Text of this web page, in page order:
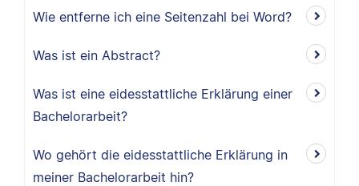
Wie entferne ich eine Seitenzahl bei Word?
Was ist ein Abstract?
Was ist eine eidesstattliche Erklärung einer
Bachelorarbeit?
Wo gehört die eidesstattliche Erklärung in
meiner Bachelorarbeit hin?